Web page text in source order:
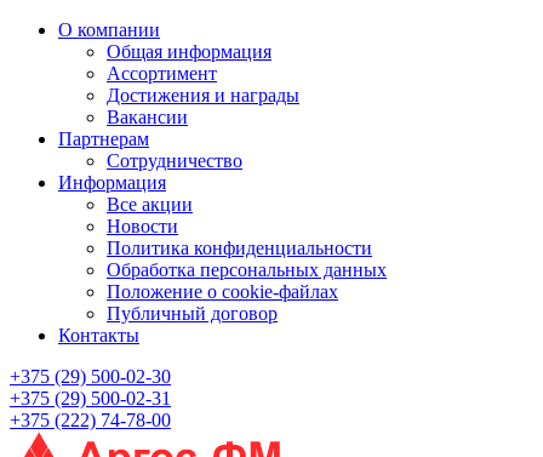
О компании
Общая информация
Ассортимент
Достижения и награды
Вакансии
Партнерам
Сотрудничество
Информация
Все акции
Новости
Политика конфиденциальности
Обработка персональных данных
Положение о cookie-файлах
Публичный договор
Контакты
+375 (29) 500-02-30
+375 (29) 500-02-31
+375 (222) 74-78-00